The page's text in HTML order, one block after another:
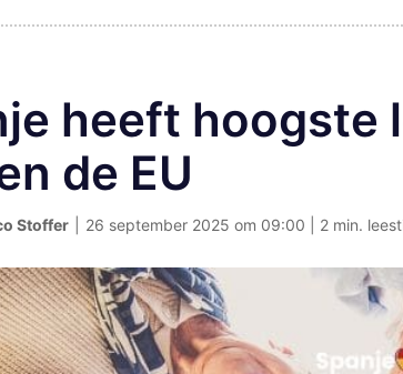
heeft hoogste
de EU
Stoffer 26 september 2025 om 09:00 | 2 min.